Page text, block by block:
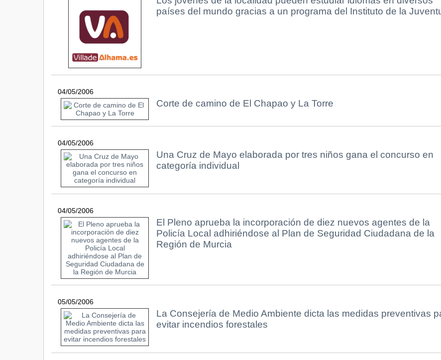
países del mundo gracias a un programa del Instituto de la
04/05/2006
Corte de camino de El Chapao y La Torre
04/05/2006
Una Cruz de Mayo elaborada por tres niños gana el concurso en
categoría individual
04/05/2006
El Pleno aprueba la incorporación de diez nuevos agentes de la
Policía Local adhiriéndose al Plan de Seguridad Ciudadana de la
Región de Murcia
05/05/2006
La Consejería de Medio Ambiente dicta las medidas preventivas
evitar incendios forestales